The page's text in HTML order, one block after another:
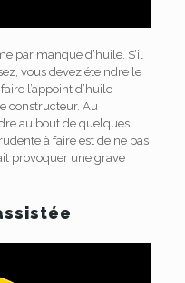
par manque d’huile. S’il
vous devez éteindre le
l’appoint d’huile
constructeur. Au
au bout de quelques
à faire est de ne pas
provoquer une grave